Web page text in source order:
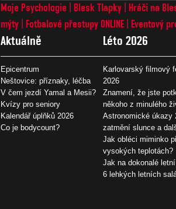
Moje Psychologie Blesk Tlapky
Hráči na
mýty
Fotbalové přestupy ONLINE Eventový
Aktuálně
Epicentrum
Neštovice: příznaky, léčba
V čem jezdí Yamal a Mesii?
Kvízy pro seniory
Kalendář úplňků 2026
Co je bodycount?
Léto 2026
Karlovarský filmový
2026
Znamení, že jste
někoho z minulého
Astronomické úkazy
zatmění slunce a
Jak obléci miminko
vysokých teplotách?
Jak na dokonalé
6 lehkých letních